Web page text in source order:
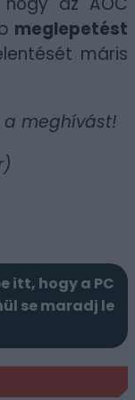
meglepetést
máris
a meghívást!
itt, hogy a PC
se maradj le